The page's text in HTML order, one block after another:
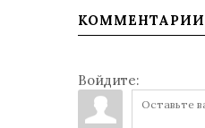
КОММЕНТАРИИ
Войдите: